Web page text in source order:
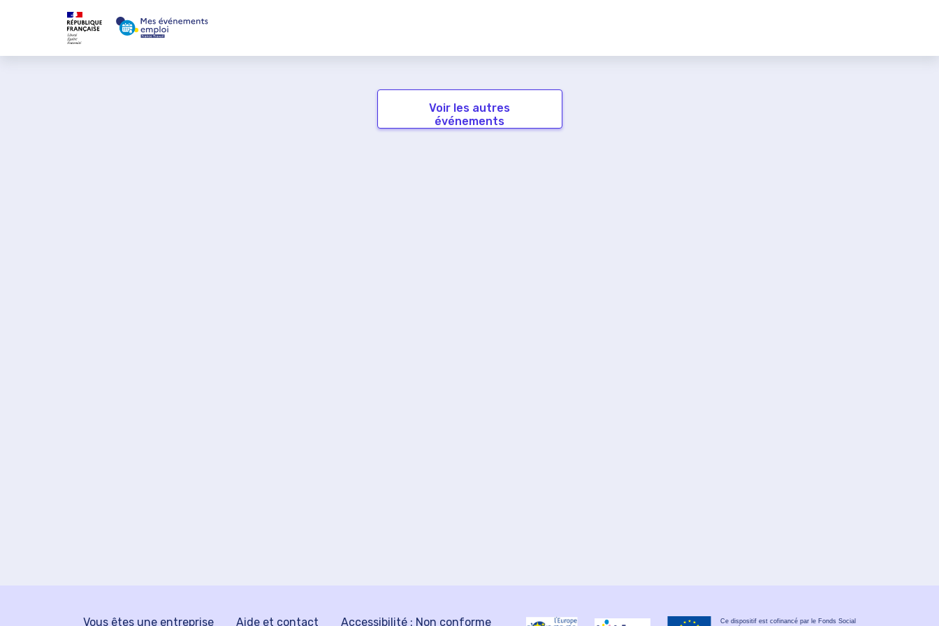
Voir les autres
événements
Vous êtes une entreprise Aide et contact Accessibilité : Non conforme
Ce dispositif est cofinancé par le Fonds Social